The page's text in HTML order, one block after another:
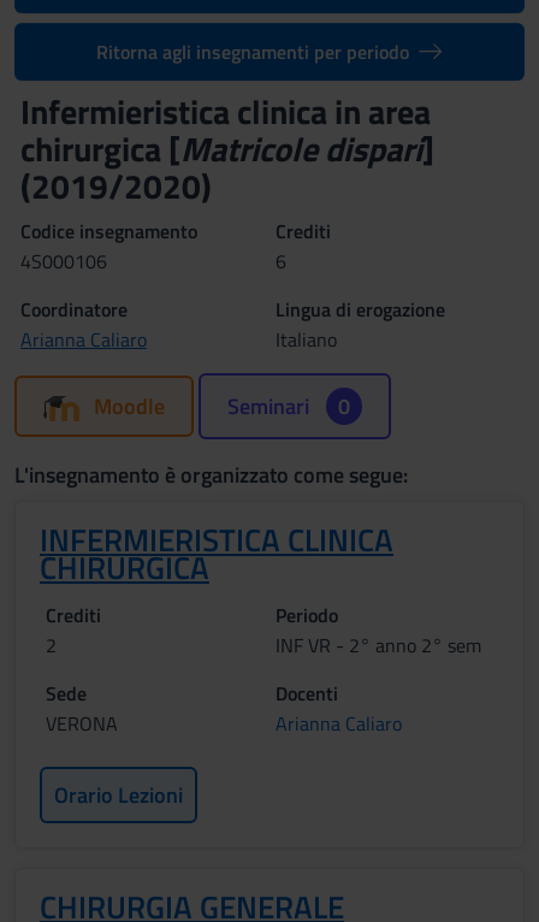
Ritorna agli insegnamenti per periodo
Infermieristica clinica in area
chirurgica [Matricole dispari]
(2019/2020)
Codice insegnamento
4S000106
Crediti
6
Coordinatore
Arianna Caliaro
Lingua di erogazione
Italiano
Moodle Seminari 0
L'insegnamento è organizzato come segue:
INFERMIERISTICA CLINICA
CHIRURGICA
Crediti
2
Periodo
INF VR - 2° anno 2° sem
Sede
VERONA
Docenti
Arianna Caliaro
Orario Lezioni
CHIRURGIA GENERALE